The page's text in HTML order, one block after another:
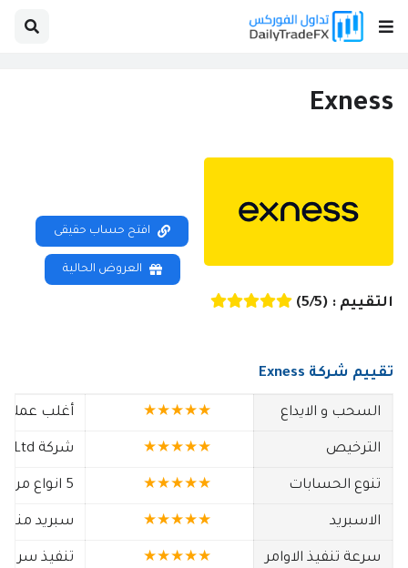
Exness
افتح حساب حقيقى
العروض الحالية
التقييم : (5/5)
تقييم شركة Exness
السحب و الايداع ★★★★★ أغلب
الترخيص ★★★★★ شركة E​xness (SC) Ltd شركة مُسجَّلة في سيشيل برقم (8423606-1)
تنوع الحسابات ★★★★★ 5 انواع من الحسابات تناسب كل متداول
الاسبريد ★★★★★ سبريد منخفض
سرعة تنفيذ الاوامر ★★★★★ تنفيذ